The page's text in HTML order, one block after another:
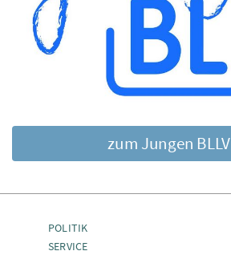
zum Jungen BLLV
POLITIK
SERVICE